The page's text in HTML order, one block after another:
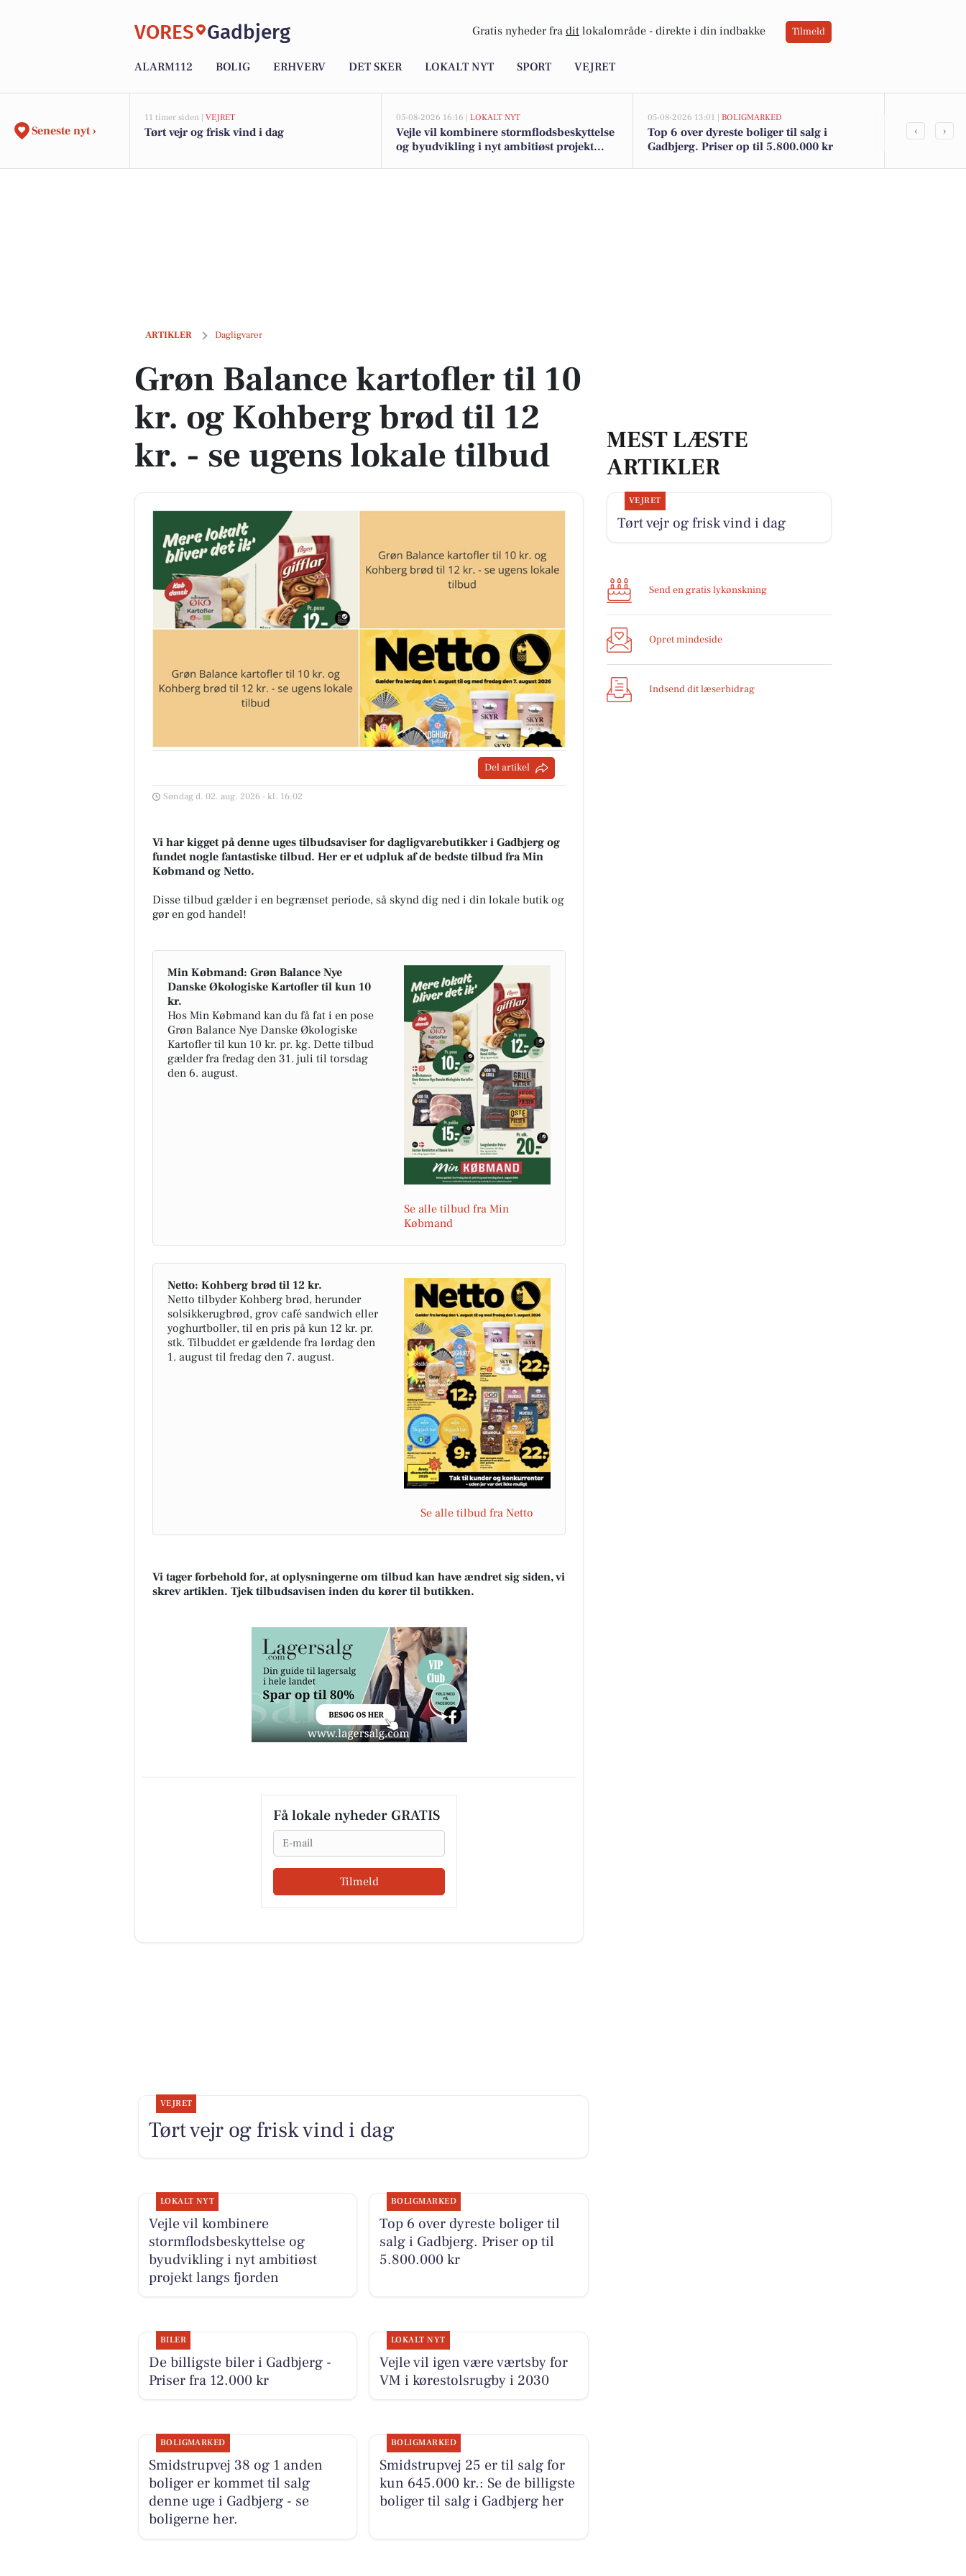
VORES Gadbjerg Gratis nyheder fra dit lokalområde - direkte i din indbakke Tilmeld
ALARM112 BOLIG ERHVERV DET SKER LOKALT NYT SPORT VEJRET
Seneste nyt ›
11 timer siden | VEJRET
Tørt vejr og frisk vind i dag
05-08-2026 16:16 | LOKALT NYT
Vejle vil kombinere stormflodsbeskyttelse
og byudvikling i nyt ambitiøst projekt
05-08-2026 13:01 | BOLIGMARKED
Top 6 over dyreste boliger til salg i
Gadbjerg. Priser op til 5.800.000 kr
De
‹ ›
ARTIKLER Dagligvarer
Grøn Balance kartofler til 10 kr. og Kohberg brød til 12 kr. - se ugens lokale tilbud
Grøn Balance kartofler til 10
kr. og Kohberg brød til 12
kr. - se ugens lokale tilbud
Del artikel
Søndag d. 02. aug. 2026 - kl. 16:02
Vi har kigget på denne uges tilbudsaviser for dagligvarebutikker i Gadbjerg og
fundet nogle fantastiske tilbud. Her er et udpluk af de bedste tilbud fra Min
Købmand og Netto.
Disse tilbud gælder i en begrænset periode, så skynd dig ned i din lokale butik og
gør en god handel!
Min Købmand: Grøn Balance Nye
Danske Økologiske Kartofler til kun 10
kr.
Hos Min Købmand kan du få fat i en pose
Grøn Balance Nye Danske Økologiske
Kartofler til kun 10 kr. pr. kg. Dette tilbud
gælder fra fredag den 31. juli til torsdag
den 6. august.
Se alle tilbud fra Min
Købmand
Netto: Kohberg brød til 12 kr.
Netto tilbyder Kohberg brød, herunder
solsikkerugbrød, grov café sandwich eller
yoghurtboller, til en pris på kun 12 kr. pr.
stk. Tilbuddet er gældende fra lørdag den
1. august til fredag den 7. august.
Se alle tilbud fra Netto
Vi tager forbehold for, at oplysningerne om tilbud kan have ændret sig siden, vi
skrev artiklen. Tjek tilbudsavisen inden du kører til butikken.
Få lokale nyheder GRATIS
Email
Tilmeld
MEST LÆSTE
ARTIKLER
VEJRET
Tørt vejr og frisk vind i dag
Send en gratis lykønskning
Opret mindeside
Indsend dit læserbidrag
VEJRET
Tørt vejr og frisk vind i dag
LOKALT NYT
Vejle vil kombinere
stormflodsbeskyttelse og
byudvikling i nyt ambitiøst
projekt langs fjorden
BOLIGMARKED
Top 6 over dyreste boliger til
salg i Gadbjerg. Priser op til
5.800.000 kr
BILER
De billigste biler i Gadbjerg -
Priser fra 12.000 kr
LOKALT NYT
Vejle vil igen være værtsby for
VM i kørestolsrugby i 2030
BOLIGMARKED
Smidstrupvej 38 og 1 anden
boliger er kommet til salg
denne uge i Gadbjerg - se
boligerne her.
BOLIGMARKED
Smidstrupvej 25 er til salg for
kun 645.000 kr.: Se de billigste
boliger til salg i Gadbjerg her